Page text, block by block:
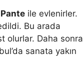
ile evlenirler.
Bu arada
olurlar. Daha sonra
sanata yakın